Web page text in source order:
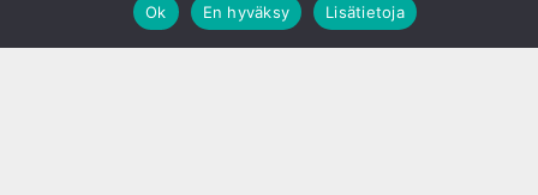
Ok
En hyväksy Lisätietoja